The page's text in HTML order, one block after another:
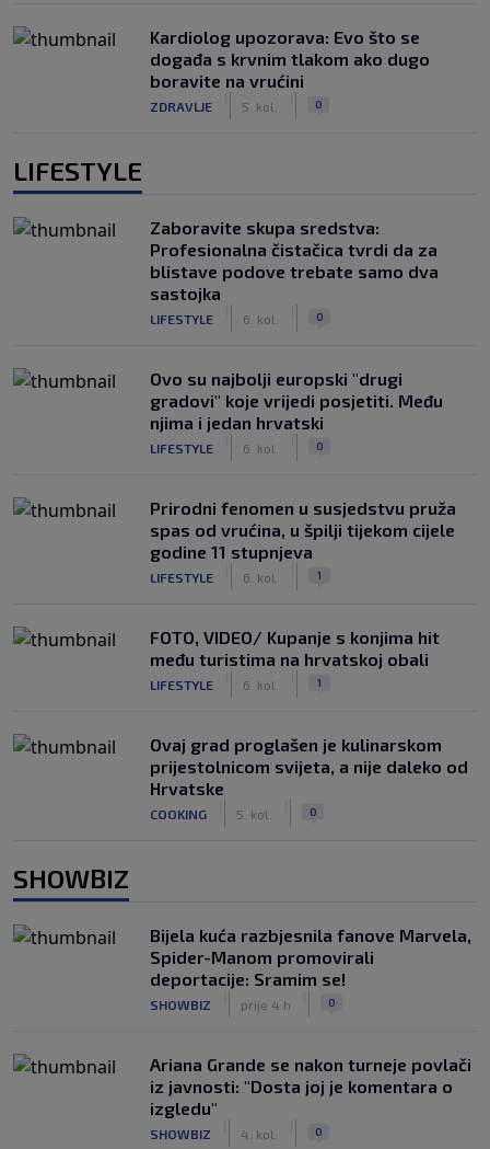
Kardiolog upozorava: Evo što se
događa s krvnim tlakom ako dugo
boravite na vrućini
ZDRAVLJE 5. kol. 0
LIFESTYLE
Zaboravite skupa sredstva:
Profesionalna čistačica tvrdi da za
blistave podove trebate samo dva
sastojka
LIFESTYLE 6. kol. 0
Ovo su najbolji europski "drugi
gradovi" koje vrijedi posjetiti. Među
njima i jedan hrvatski
LIFESTYLE 6. kol. 0
Prirodni fenomen u susjedstvu pruža
spas od vrućina, u špilji tijekom cijele
godine 11 stupnjeva
LIFESTYLE 6. kol. 1
FOTO, VIDEO/ Kupanje s konjima hit
među turistima na hrvatskoj obali
LIFESTYLE 6. kol. 1
Ovaj grad proglašen je kulinarskom
prijestolnicom svijeta, a nije daleko od
Hrvatske
COOKING 5. kol. 0
SHOWBIZ
Bijela kuća razbjesnila fanove Marvela,
Spider-Manom promovirali
deportacije: Sramim se!
SHOWBIZ prije 4 h 0
Ariana Grande se nakon turneje povlači
iz javnosti: "Dosta joj je komentara o
izgledu"
SHOWBIZ 4. kol. 0